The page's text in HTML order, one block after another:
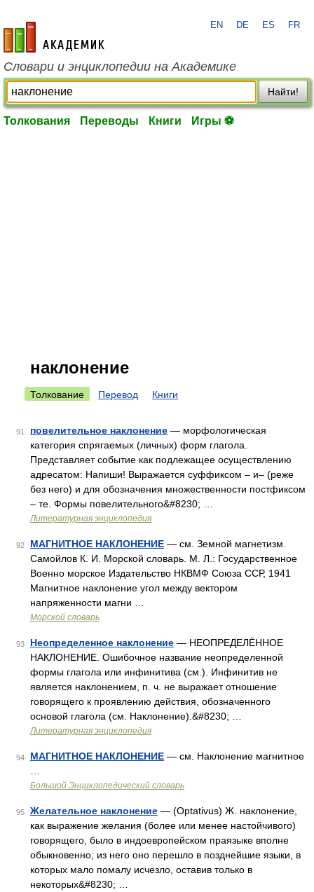
academic.ru
EN DE ES FR
Словари и энциклопедии на Академике
Найти!
Толкования Переводы Книги Игры ⚽
наклонение
Толкование Перевод Книги
91 повелительное наклонение — морфологическая
категория спрягаемых (личных) форм глагола.
Представляет событие как подлежащее осуществлению
адресатом: Напиши! Выражается суффиксом – и– (реже
без него) и для обозначения множественности постфиксом
– те. Формы повелительного&#8230; …
Литературная энциклопедия
92 МАГНИТНОЕ НАКЛОНЕНИЕ — см. Земной магнетизм.
Самойлов К. И. Морской словарь. М. Л.: Государственное
Военно морское Издательство НКВМФ Союза ССР, 1941
Магнитное наклонение угол между вектором
напряженности магни …
Морской словарь
93 Неопределенное наклонение — НЕОПРЕДЕЛЁННОЕ
НАКЛОНЕНИЕ. Ошибочное название неопределенной
формы глагола или инфинитива (см.). Инфинитив не
является наклонением, п. ч. не выражает отношение
говорящего к проявлению действия, обозначенного
основой глагола (см. Наклонение).&#8230; …
Литературная энциклопедия
94 МАГНИТНОЕ НАКЛОНЕНИЕ — см. Наклонение магнитное
Большой Энциклопедический словарь
95 Желательное наклонение — (Optativus) Ж. наклонение,
как выражение желания (более или менее настойчивого)
говорящего, было в индоевропейском праязыке вполне
обыкновенно; из него оно перешло в позднейшие языки, в
которых мало помалу исчезло, оставив только в
некоторых&#8230; …